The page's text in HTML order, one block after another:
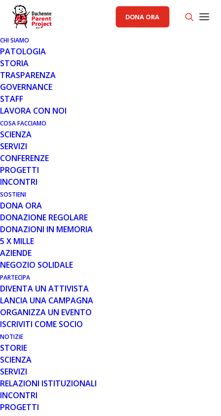
DONA ORA
CHI SIAMO
PATOLOGIA
STORIA
TRASPARENZA
GOVERNANCE
STAFF
LAVORA CON NOI
COSA FACCIAMO
SCIENZA
SERVIZI
CONFERENZE
PROGETTI
INCONTRI
SOSTIENI
DONA ORA
DONAZIONE REGOLARE
DONAZIONI IN MEMORIA
5 X MILLE
AZIENDE
NEGOZIO SOLIDALE
PARTECIPA
DIVENTA UN ATTIVISTA
LANCIA UNA CAMPAGNA
ORGANIZZA UN EVENTO
ISCRIVITI COME SOCIO
NOTIZIE
STORIE
SCIENZA
SERVIZI
RELAZIONI ISTITUZIONALI
INCONTRI
PROGETTI
15 OTT 2014
PRIMO MEETING DEL BOARD
SCIENTIFICO DELL’EUPATI
NATIONAL PLATFORM
Si è chiuso ieri il primo meeting del Board scientifico
dell’EUPATI National Platform, organizzato dal Comitato
Esecutivo di EUPATI Italia in…
Leggi tutto
MESE: OTTOBRE 2014
11 OTT 2014
Campagna "Anche il cuore è un
muscolo"! SMS al 45504
DAL 12 OTTOBRE AL 1 NOVEMBRE,
PARENT PROJECT A FINANZIARE IL
Leggi tutto